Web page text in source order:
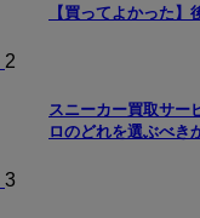
【買ってよかった
2
スニーカー買取サー
ロのどれを選ぶべき
3